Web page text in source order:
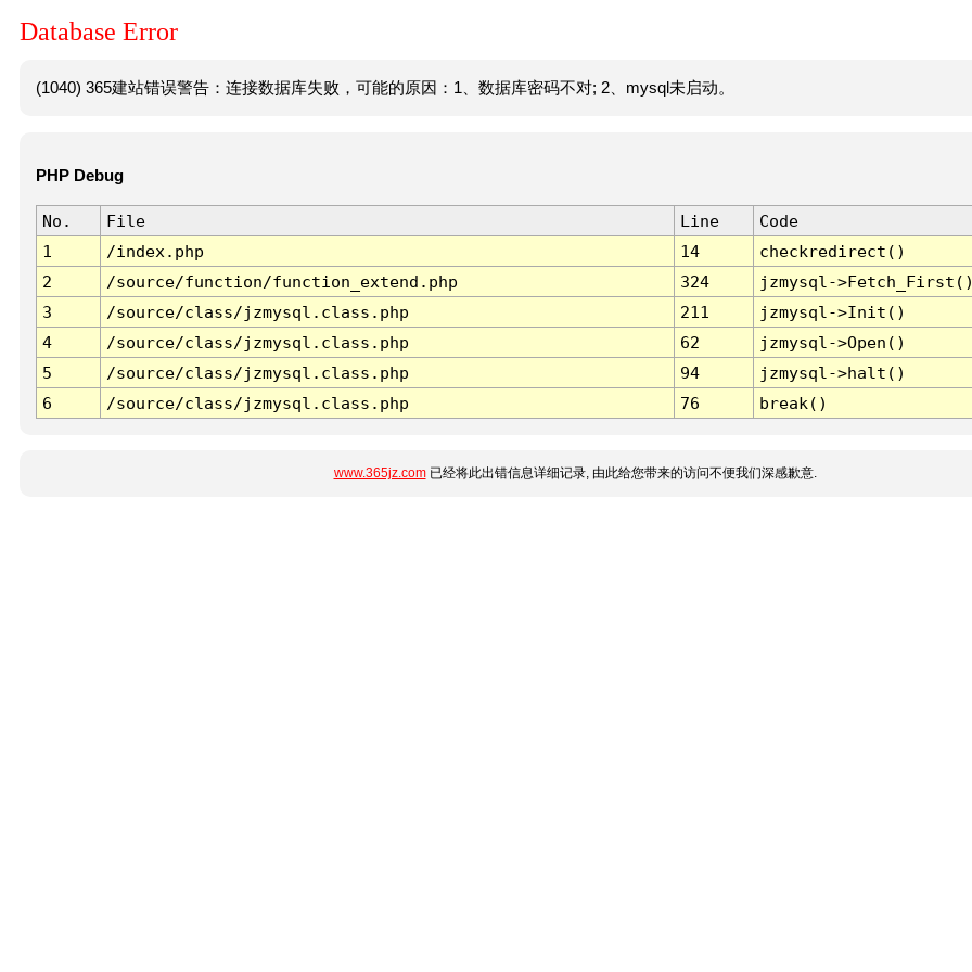
Database Error
(1040) 365建站错误警告：连接数据库失败，可能的原因：1、数据库密码不对; 2、mysql未启动。
PHP Debug
No. File Line
Code
1
/index.php 14
checkredirect()
2
/source/function/function_extend.php 324
jzmysql-
3
/source/class/jzmysql.class.php 211
jzmysql->Init()
4
/source/class/jzmysql.class.php 62
jzmysql->Open()
5
/source/class/jzmysql.class.php 94
jzmysql->halt()
6
/source/class/jzmysql.class.php 76 break()
www.365jz.com已经将此出错信息详细记录, 由此给您带来的访问不便我们深感歉意.